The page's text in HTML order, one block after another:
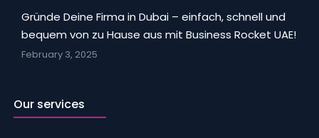
Gründe Deine Firma in Dubai – einfach, schnell und
bequem von zu Hause aus mit Business Rocket UAE!
February 3, 2025
Our services